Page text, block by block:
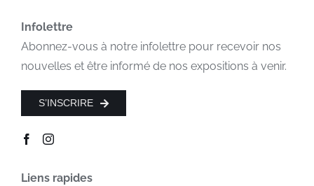
Infolettre
Abonnez-vous à notre infolettre pour recevoir nos
nouvelles et être informé de nos expositions à venir.
S’INSCRIRE
Liens rapides